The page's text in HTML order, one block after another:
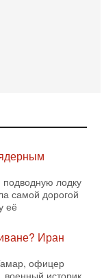
лодку
самой дорогой
её
Иран
офицер
историк.